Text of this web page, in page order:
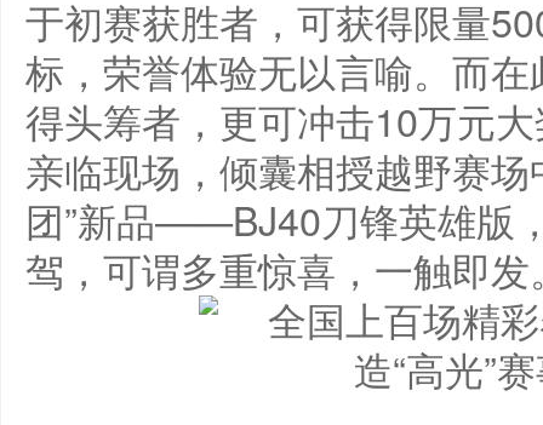
于初赛获胜者，可获得限量
标，荣誉体验无以言喻。而
得头筹者，更可冲击10万元
亲临现场，倾囊相授越野赛
团”新品——BJ40刀锋英雄版
驾，可谓多重惊喜，一触即发